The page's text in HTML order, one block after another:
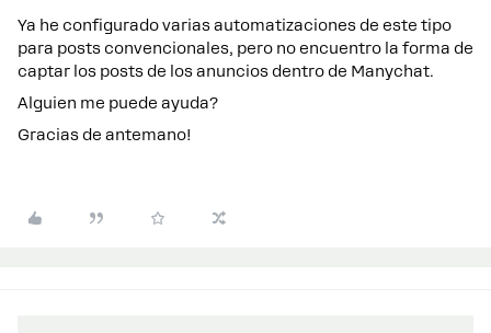
Ya he configurado varias automatizaciones de este tipo
para posts convencionales, pero no encuentro la forma de
captar los posts de los anuncios dentro de Manychat.
Alguien me puede ayuda?
Gracias de antemano!